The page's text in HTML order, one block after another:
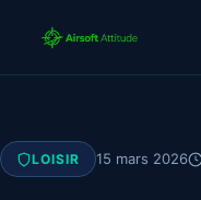
LOISIR 15 mars 2026